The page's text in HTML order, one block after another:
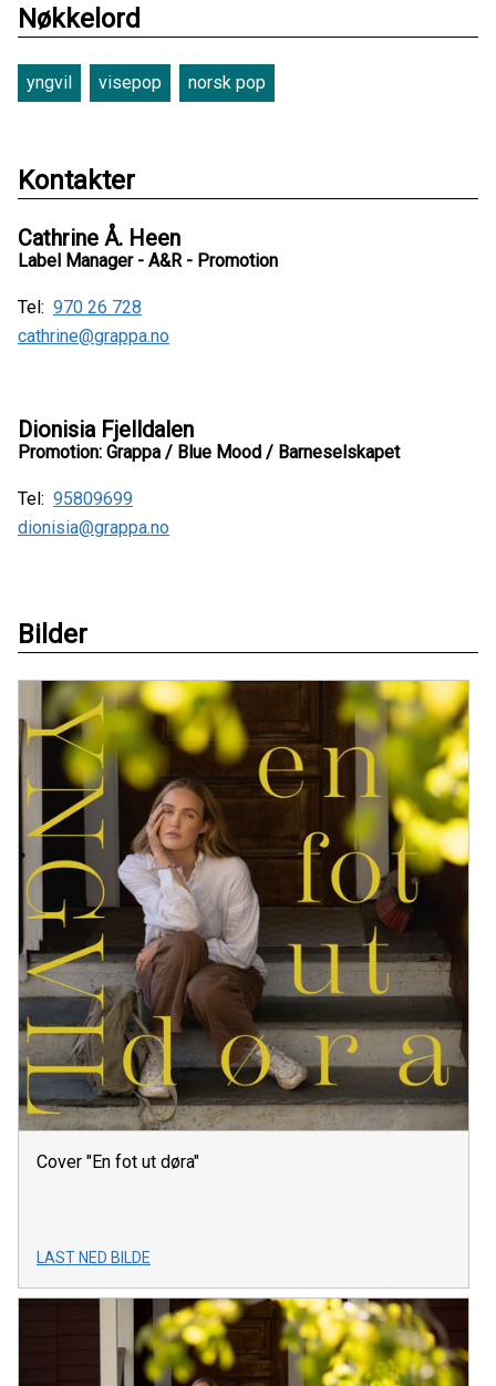
Nøkkelord
yngvil visepop norsk pop
Kontakter
Cathrine Å. Heen
Label Manager - A&R - Promotion
Tel: 970 26 728
cathrine@grappa.no
Dionisia Fjelldalen
Promotion: Grappa / Blue Mood / Barneselskapet
Tel: 95809699
dionisia@grappa.no
Bilder
Cover "En fot ut døra"
LAST NED BILDE